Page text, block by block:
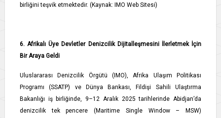
birliğini teşvik etmektedir. (Kaynak: IMO Web Sitesi)
6. Afrikalı Üye Devletler Denizcilik Dijitalleşmesini İlerletmek İçin
Bir Araya Geldi
Uluslararası Denizcilik Örgütü (IMO), Afrika Ulaşım Politikası
Programı (SSATP) ve Dünya Bankası, Fildişi Sahili Ulaştırma
Bakanlığı iş birliğinde, 9–12 Aralık 2025 tarihlerinde Abidjan’da
denizcilik tek pencere (Maritime Single Window – MSW)